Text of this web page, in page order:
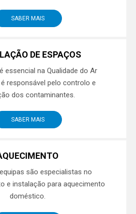
SABER MAIS
DE ESPAÇOS
essencial na Qualidade do Ar
responsável pelo controlo e
dos contaminantes.
SABER MAIS
são especialistas no
e instalação para aquecimento
doméstico.